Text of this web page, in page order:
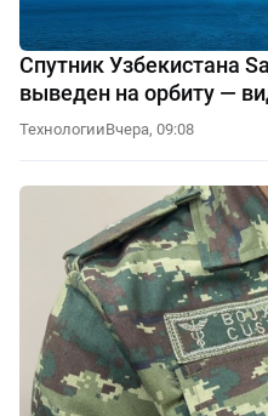
Спутник Узбекистана
выведен на орбиту —
ТехнологииВчера, 09:08